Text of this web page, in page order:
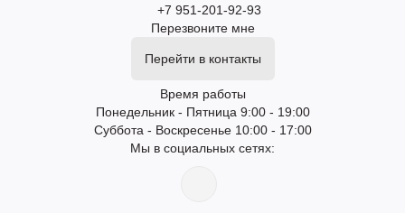
+7 951-201-92-93
Перезвоните мне
Перейти в контакты
Время работы
Понедельник - Пятница 9:00 - 19:00
Суббота - Воскресенье 10:00 - 17:00
Мы в социальных сетях: